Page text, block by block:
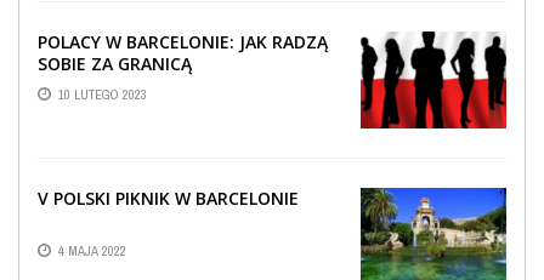
POLACY W BARCELONIE: JAK RADZĄ
SOBIE ZA GRANICĄ
10 LUTEGO 2023
V POLSKI PIKNIK W BARCELONIE
4 MAJA 2022